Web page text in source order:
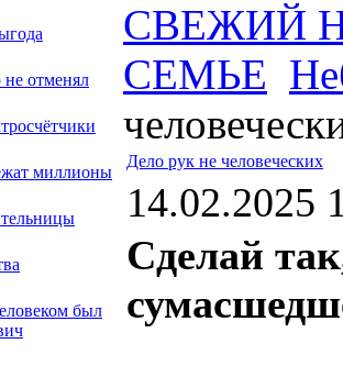
отменял
миллионы
был
СВЕЖИЙ
СЕМЬЕ
Дело рук не человеческих
14.02.2025
Сделай